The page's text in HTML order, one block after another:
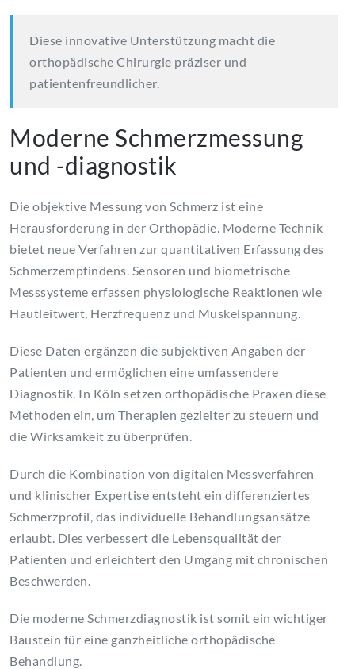
Diese innovative Unterstützung macht die
orthopädische Chirurgie präziser und
patientenfreundlicher.
Moderne Schmerzmessung
und -diagnostik
Die objektive Messung von Schmerz ist eine
Herausforderung in der Orthopädie. Moderne Technik
bietet neue Verfahren zur quantitativen Erfassung des
Schmerzempfindens. Sensoren und biometrische
Messsysteme erfassen physiologische Reaktionen wie
Hautleitwert, Herzfrequenz und Muskelspannung.
Diese Daten ergänzen die subjektiven Angaben der
Patienten und ermöglichen eine umfassendere
Diagnostik. In Köln setzen orthopädische Praxen diese
Methoden ein, um Therapien gezielter zu steuern und
die Wirksamkeit zu überprüfen.
Durch die Kombination von digitalen Messverfahren
und klinischer Expertise entsteht ein differenziertes
Schmerzprofil, das individuelle Behandlungsansätze
erlaubt. Dies verbessert die Lebensqualität der
Patienten und erleichtert den Umgang mit chronischen
Beschwerden.
Die moderne Schmerzdiagnostik ist somit ein wichtiger
Baustein für eine ganzheitliche orthopädische
Behandlung.